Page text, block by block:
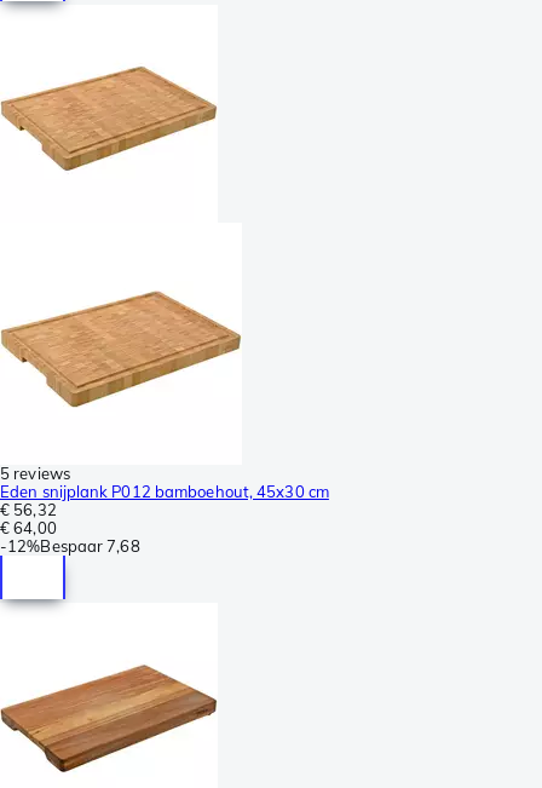
5 reviews
Eden snijplank P012 bamboehout, 45x30 cm
€ 56,32
€ 64,00
-12%Bespaar 7,68